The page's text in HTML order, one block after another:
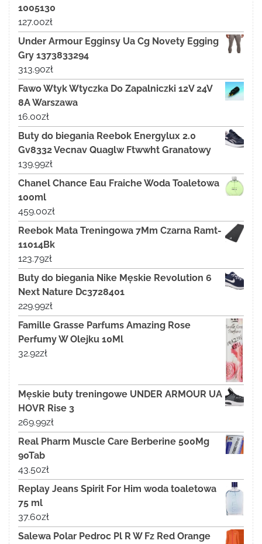
1005130
127.00zł
Under Armour Egginsy Ua Cg Novety Egging
Gry 1373833294
313.90zł
Fawo Wtyk Wtyczka Do Zapalniczki 12V 24V
8A Warszawa
16.00zł
Buty do biegania Reebok Energylux 2.0
Gv8332 Vecnav Quaglw Ftwwht Granatowy
139.99zł
Chanel Chance Eau Fraiche Woda Toaletowa
100ml
459.00zł
Reebok Mata Treningowa 7Mm Czarna Ramt-
11014Bk
123.79zł
Buty do biegania Nike Męskie Revolution 6
Next Nature Dc3728401
229.99zł
Famille Grasse Parfums Amazing Rose
Perfumy W Olejku 10Ml
32.92zł
Męskie buty treningowe UNDER ARMOUR UA
HOVR Rise 3
269.99zł
Real Pharm Muscle Care Berberine 500Mg
90Tab
43.50zł
Replay Jeans Spirit For Him woda toaletowa
75 ml
37.60zł
Salewa Polar Pedroc Pl R W Fz Red Orange